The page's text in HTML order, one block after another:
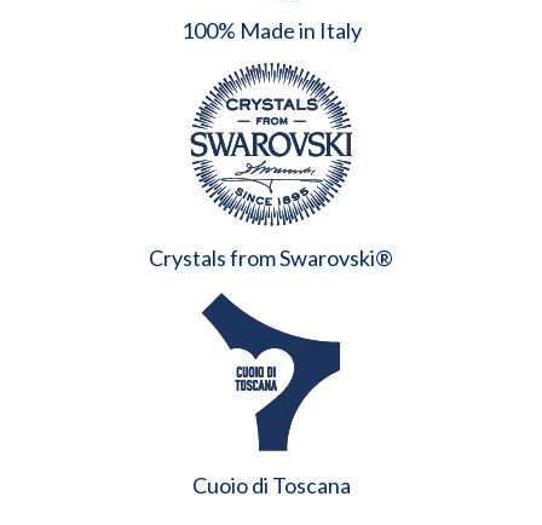
100% Made in Italy
Crystals from Swarovski®
Cuoio di Toscana